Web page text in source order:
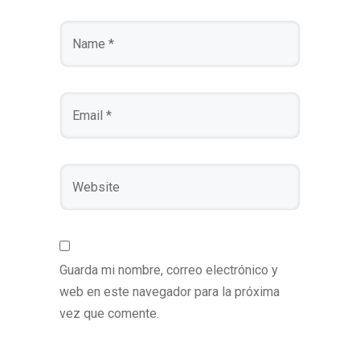
Guarda mi nombre, correo electrónico y
web en este navegador para la próxima
vez que comente.